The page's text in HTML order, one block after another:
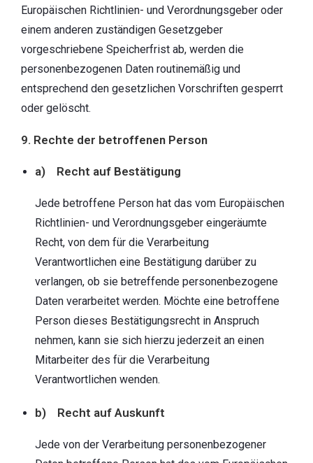
Europäischen Richtlinien- und Verordnungsgeber oder
einem anderen zuständigen Gesetzgeber
vorgeschriebene Speicherfrist ab, werden die
personenbezogenen Daten routinemäßig und
entsprechend den gesetzlichen Vorschriften gesperrt
oder gelöscht.
9. Rechte der betroffenen Person
a) Recht auf Bestätigung
Jede betroffene Person hat das vom Europäischen
Richtlinien- und Verordnungsgeber eingeräumte
Recht, von dem für die Verarbeitung
Verantwortlichen eine Bestätigung darüber zu
verlangen, ob sie betreffende personenbezogene
Daten verarbeitet werden. Möchte eine betroffene
Person dieses Bestätigungsrecht in Anspruch
nehmen, kann sie sich hierzu jederzeit an einen
Mitarbeiter des für die Verarbeitung
Verantwortlichen wenden.
b) Recht auf Auskunft
Jede von der Verarbeitung personenbezogener